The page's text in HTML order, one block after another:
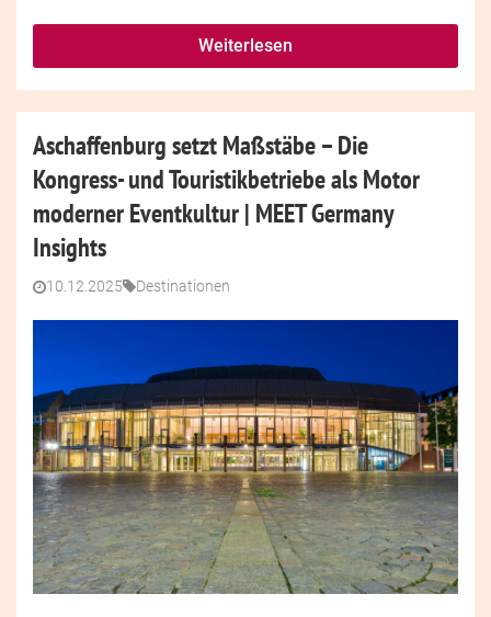
Weiterlesen
Aschaffenburg setzt Maßstäbe – Die
Kongress- und Touristikbetriebe als Motor
moderner Eventkultur | MEET Germany
Insights
10.12.2025 Destinationen